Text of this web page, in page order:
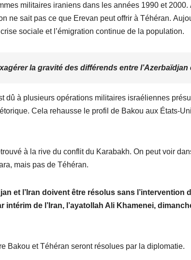
militaires iraniens dans les années 1990 et 2000.
ne sait pas ce que Erevan peut offrir à Téhéran.
sociale et l’émigration continue de la population.
la gravité des différends entre l’Azerbaïdjan
dû à plusieurs opérations militaires israéliennes
Cela rehausse le profil de Bakou aux États-
à la rive du conflit du Karabakh. On peut voir
mais pas de Téhéran.
et l’Iran doivent être résolus sans l’intervention
de l’Iran, l’ayatollah Ali Khamenei,
Bakou et Téhéran seront résolues par la diplomatie.